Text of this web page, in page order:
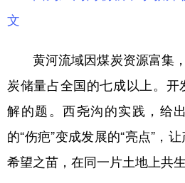
文
黄河流域因煤炭资源富集
炭储量占全国的七成以上。开
解的题。西尧沟的实践，给
的“伤疤”变成发展的“亮点”，
希望之苗，在同一片土地上共生